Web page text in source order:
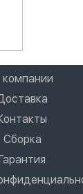
Сборка